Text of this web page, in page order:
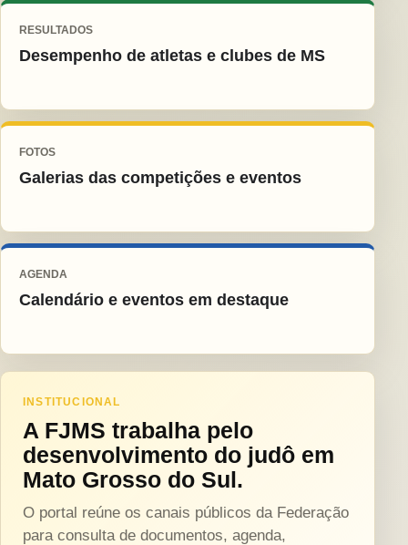
RESULTADOS
Desempenho de atletas e clubes de MS
FOTOS
Galerias das competições e eventos
AGENDA
Calendário e eventos em destaque
INSTITUCIONAL
A FJMS trabalha pelo
desenvolvimento do judô em
Mato Grosso do Sul.
O portal reúne os canais públicos da Federação
para consulta de documentos, agenda,